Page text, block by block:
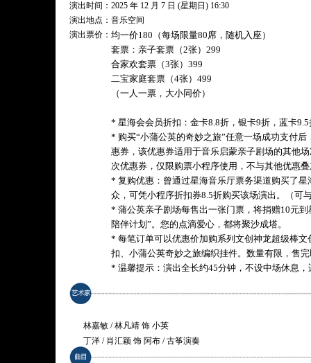
演出时间：2025 年 12 月 7 日 (星期日) 16:30
演出地点：音乐空间
演出票价： 均一价180（每场限量80席，随机入座）
套票：亲子套票（2张）299
合家欢套票（3张）399
二宝家庭套票（4张）499
（一人一票，大小同价）
* 星海会会员折扣：金卡8.8折，银卡9折，蓝卡
* 购买“小蒲公英的奇妙之旅”任意一场成功支付后
惠券，该优惠券适用于音乐启蒙亲子剧场的其他
次优惠券，仅限购票小程序使用，不与其他优惠
* 复购优惠：曾通过星海音乐厅票务渠道购买了
众，可凭小程序折扣券8.5折购买该场演出。（可
* 蒲公英亲子剧场每售出一张门票，将捐赠10元
陪伴计划”。您的点滴爱心，都将聚沙成塔。
* 每笔订单可以优惠价加购系列文创神龙超级棒文
扣、小蒲公英奇妙之旅编织挂件。数量有限，售
* 温馨提示：演出全长约45分钟，不设中场休息
林嘉敏 / 林凡靖 饰 小英
丁洋 / 肖汇颖 饰 阿布 / 古筝演奏